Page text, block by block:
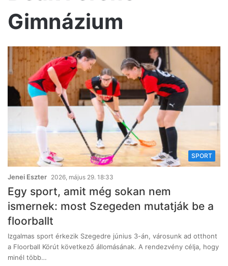
Gimnázium
SPORT
Jenei Eszter 2026, május 29. 18:33
Egy sport, amit még sokan nem
ismernek: most Szegeden mutatják be a
floorballt
Izgalmas sport érkezik Szegedre június 3-án, városunk ad otthont
a Floorball Körút következő állomásának. A rendezvény célja, hogy
minél több…